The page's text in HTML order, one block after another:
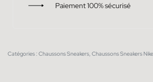
Paiement 100% sécurisé
Catégories : Chaussons Sneakers, Chaussons Sneakers Nike